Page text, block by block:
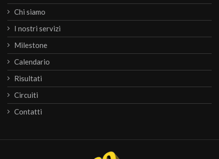
Chi siamo
I nostri servizi
Milestone
Calendario
Risultati
Circuiti
Contatti